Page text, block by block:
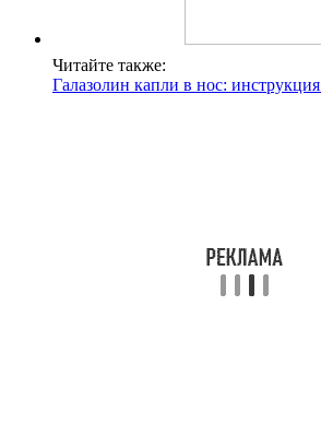
Читайте также:
Галазолин капли в нос: